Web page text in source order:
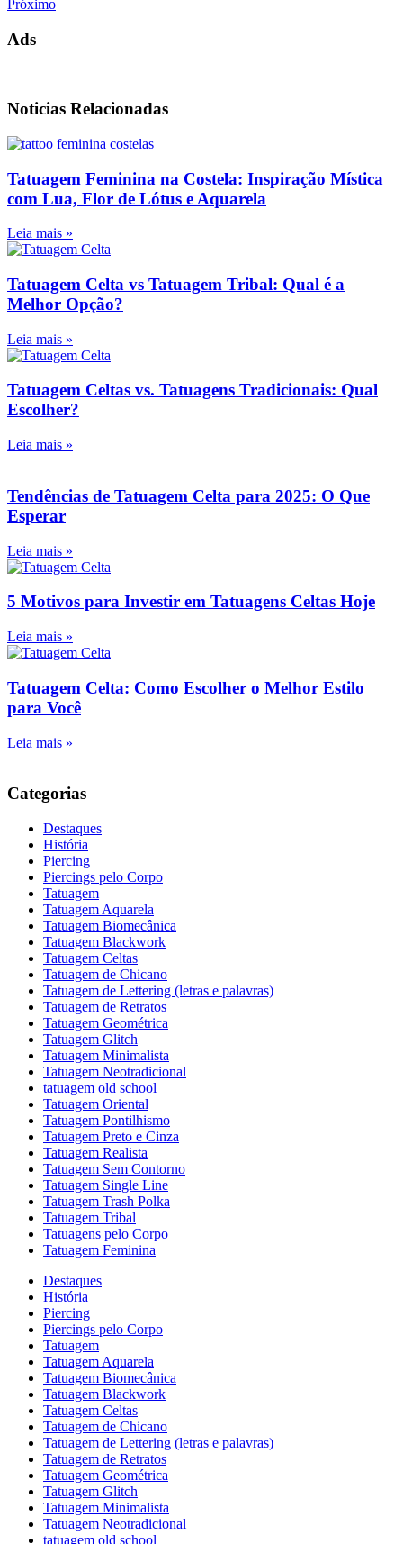
Próximo
Ads
Noticias Relacionadas
Tatuagem Feminina na Costela: Inspiração Mística
com Lua, Flor de Lótus e Aquarela
Leia mais »
Tatuagem Celta vs Tatuagem Tribal: Qual é a
Melhor Opção?
Leia mais »
Tatuagem Celtas vs. Tatuagens Tradicionais: Qual
Escolher?
Leia mais »
Tendências de Tatuagem Celta para 2025: O Que
Esperar
Leia mais »
5 Motivos para Investir em Tatuagens Celtas Hoje
Leia mais »
Tatuagem Celta: Como Escolher o Melhor Estilo
para Você
Leia mais »
Categorias
Destaques
História
Piercing
Piercings pelo Corpo
Tatuagem
Tatuagem Aquarela
Tatuagem Biomecânica
Tatuagem Blackwork
Tatuagem Celtas
Tatuagem de Chicano
Tatuagem de Lettering (letras e palavras)
Tatuagem de Retratos
Tatuagem Geométrica
Tatuagem Glitch
Tatuagem Minimalista
Tatuagem Neotradicional
tatuagem old school
Tatuagem Oriental
Tatuagem Pontilhismo
Tatuagem Preto e Cinza
Tatuagem Realista
Tatuagem Sem Contorno
Tatuagem Single Line
Tatuagem Trash Polka
Tatuagem Tribal
Tatuagens pelo Corpo
Tatuagem Feminina
Destaques
História
Piercing
Piercings pelo Corpo
Tatuagem
Tatuagem Aquarela
Tatuagem Biomecânica
Tatuagem Blackwork
Tatuagem Celtas
Tatuagem de Chicano
Tatuagem de Lettering (letras e palavras)
Tatuagem de Retratos
Tatuagem Geométrica
Tatuagem Glitch
Tatuagem Minimalista
Tatuagem Neotradicional
tatuagem old school